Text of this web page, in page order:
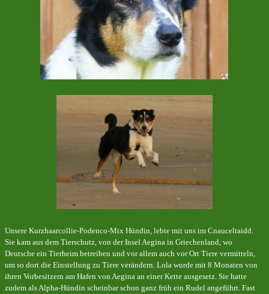
Unsere Kurzhaarcollie-Podenco-Mix Hündin, lebte mit uns im Cnauceltaidd.
Sie kam aus dem Tierschutz, von der Insel Aegina in Griechenland, wo
Deutsche ein Tierheim betreiben und vor allem auch vor Ort Tiere vermitteln,
um so dort die Einstellung zu Tiere verändern. Lola wurde mit 8 Monaten von
ihren Vorbesitzern am Hafen von Aegina an einer Kette ausgesetz. Sie hatte
zudem als Alpha-Hündin scheinbar schon ganz früh ein Rudel angeführt. Fast